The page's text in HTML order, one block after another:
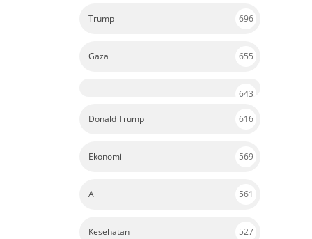
Trump 696
Gaza 655
643
Donald Trump 616
Ekonomi 569
Ai 561
Kesehatan 527